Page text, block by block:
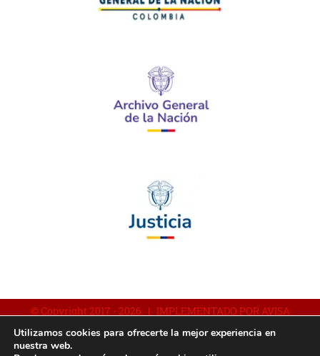
© Copyright 2017 - 2026 | IMPLEMENTADO POR AVISA
Utilizamos cookies para ofrecerte la mejor experiencia en
nuestra web.